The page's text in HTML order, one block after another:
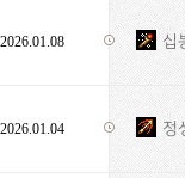
2026.01.08 십
2026.01.04 정